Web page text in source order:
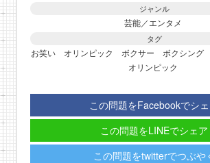
ジャンル
芸能／エンタメ
タグ
お笑い オリンピック ボクサー ボクシング
オリンピック
この問題をFacebookでシ
この問題をLINEでシェア
この問題をtwitterでつぶや